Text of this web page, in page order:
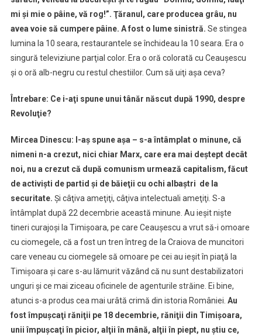
mi şi mie o pâine, vă rog!”. Ţăranul, care producea grâu, nu
avea voie să cumpere pâine. A fost o lume sinistră. Se stingea
lumina la 10 seara, restaurantele se închideau la 10 seara. Era o
singură televiziune parţial color. Era o oră colorată cu Ceauşescu
şi o oră alb-negru cu restul chestiilor. Cum să uiţi aşa ceva?
Întrebare: Ce i-aţi spune unui tânăr născut după 1990, despre
Revoluţie?
Mircea Dinescu: I-aş spune aşa – s-a întâmplat o minune, că
nimeni n-a crezut, nici chiar Marx, care era mai deştept decât
noi, nu a crezut că după comunism urmează capitalism, făcut
de activişti de partid şi de băieţii cu ochi albaştri de la
securitate. Şi câţiva ameţiţi, câţiva intelectuali ameţiţi. S-a
întâmplat după 22 decembrie această minune. Au ieşit nişte
tineri curajoşi la Timişoara, pe care Ceauşescu a vrut să-i omoare
cu ciomegele, că a fost un tren întreg de la Craiova de muncitori
care veneau cu ciomegele să omoare pe cei au ieşit în piaţă la
Timişoara şi care s-au lămurit văzând că nu sunt destabilizatori
unguri şi ce mai ziceau oficinele de agenturile străine. Ei bine,
atunci s-a produs cea mai urâtă crimă din istoria României. Au
fost împuşcaţi răniţii pe 18 decembrie, răniţii din Timişoara,
unii împuşcaţi în picior, alţii în mână, alţii în piept, nu ştiu ce,